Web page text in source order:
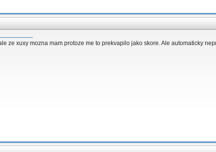
ze xuxy mozna mam protoze me to prekvapilo jako skore. Ale automaticky